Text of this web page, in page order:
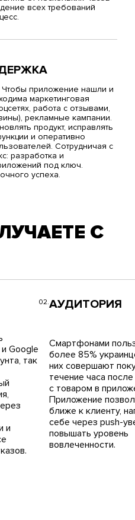
всех требований
Чтобы приложение нашли и
маркетинговая
работа с отзывами,
рекламные кампании.
продукт, исправлять
и оперативно
Сотрудничая с
разработка и
под ключ.
успеха.
С
Google
так
и
АУДИТОРИЯ
Смартфонами
более 85%
них совершают
течение часа
с товаром в
Приложение
ближе к клиенту,
себе через push-
повышать уровень
вовлеченности.